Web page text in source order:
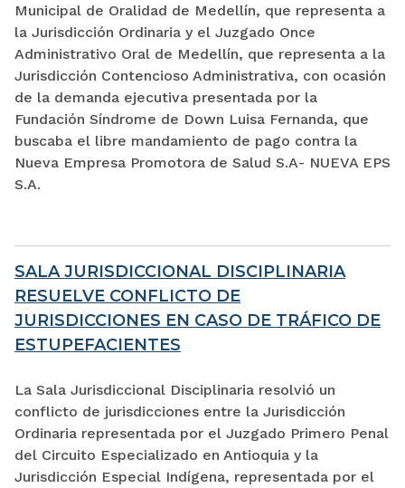
Municipal de Oralidad de Medellín, que representa a
la Jurisdicción Ordinaria y el Juzgado Once
Administrativo Oral de Medellín, que representa a la
Jurisdicción Contencioso Administrativa, con ocasión
de la demanda ejecutiva presentada por la
Fundación Síndrome de Down Luisa Fernanda, que
buscaba el libre mandamiento de pago contra la
Nueva Empresa Promotora de Salud S.A- NUEVA EPS
S.A.
SALA JURISDICCIONAL DISCIPLINARIA
RESUELVE CONFLICTO DE
JURISDICCIONES EN CASO DE TRÁFICO DE
ESTUPEFACIENTES
La Sala Jurisdiccional Disciplinaria resolvió un
conflicto de jurisdicciones entre la Jurisdicción
Ordinaria representada por el Juzgado Primero Penal
del Circuito Especializado en Antioquia y la
Jurisdicción Especial Indígena, representada por el